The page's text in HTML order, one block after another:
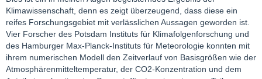
Klimawissenschaft, denn es zeigt überzeugend, dass diese ein
reifes Forschungsgebiet mit verlässlichen Aussagen geworden ist.
Vier Forscher des Potsdam Instituts für Klimafolgenforschung und
des Hamburger Max-Planck-Instituts für Meteorologie konnten mit
ihrem numerischen Modell den Zeitverlauf von Basisgrößen wie der
Atmosphärenmitteltemperatur, der CO2-Konzentration und dem